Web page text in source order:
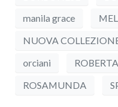
manila grace
NUOVA
orciani
ROSAMUNDA